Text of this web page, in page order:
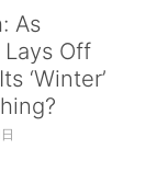
As
Off
‘Winter’